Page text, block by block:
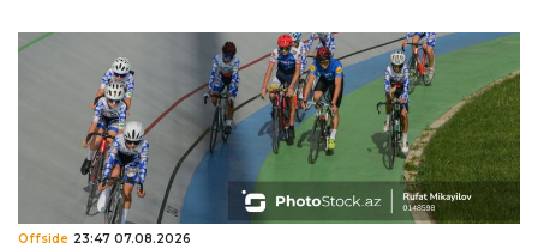
Offside 23:47 07.08.2026